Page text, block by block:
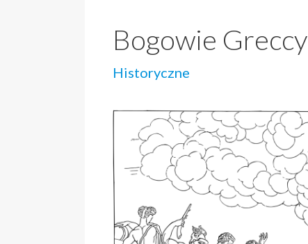
Bogowie Greccy
Historyczne